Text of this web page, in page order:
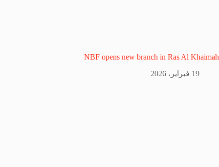
NBF opens new branch in Ras Al Khaimah
19 فبراير، 2026